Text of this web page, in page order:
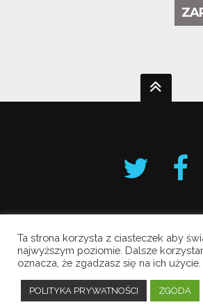
Krakowski Alarm
Copyright © 2019 All
Polityka
Ta strona korzysta z ciasteczek aby
najwyższym poziomie. Dalsze
oznacza, że zgadzasz się na ich użycie.
POLITYKA PRYWATNOŚCI ZGODA